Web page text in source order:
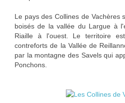
Le pays des Collines de Vachères
boisés de la vallée du Largue à
Riaille à l'ouest. Le territoire
contreforts de la Vallée de
par la montagne des Savels qui
Ponchons.